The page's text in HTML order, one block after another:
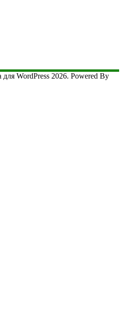
WordPress 2026. Powered By